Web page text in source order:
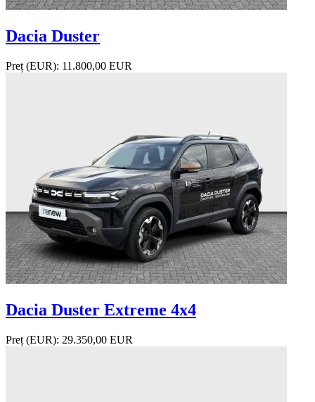
Dacia Duster
Preț (EUR): 11.800,00 EUR
Dacia Duster Extreme 4x4
Preț (EUR): 29.350,00 EUR